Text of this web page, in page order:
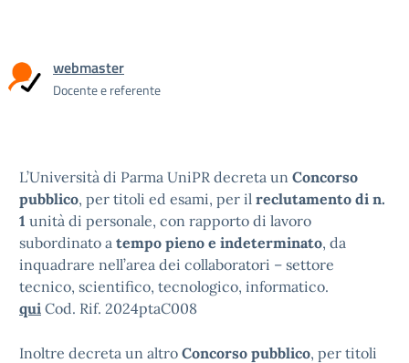
webmaster
Docente e referente
L’Università di Parma UniPR decreta un Concorso
pubblico, per titoli ed esami, per il reclutamento di n.
1 unità di personale, con rapporto di lavoro
subordinato a tempo pieno e indeterminato, da
inquadrare nell’area dei collaboratori – settore
tecnico, scientifico, tecnologico, informatico.
qui Cod. Rif. 2024ptaC008
Inoltre decreta un altro Concorso pubblico, per titoli